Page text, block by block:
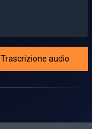
Trascrizione audio